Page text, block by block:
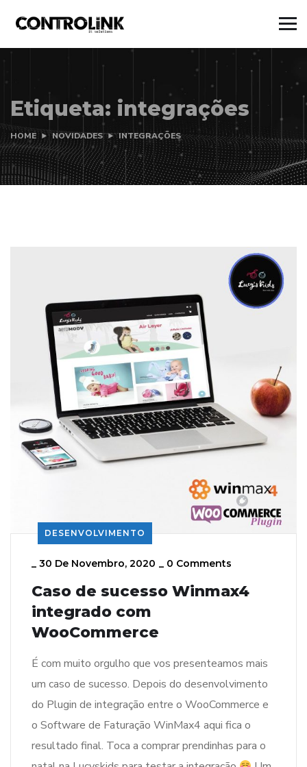
Etiqueta: integrações
HOME NOVIDADES INTEGRAÇÕES
DESENVOLVIMENTO
_ 30 De Novembro, 2020 _ 0 Comments
Caso de sucesso Winmax4
integrado com
WooCommerce
É com muito orgulho que vos presenteamos mais
um caso de sucesso. Depois do desenvolvimento
do Plugin de integração entre o WooCommerce e
o Software de Faturação WinMax4 aqui fica o
resultado final. Toca a comprar prendinhas para o